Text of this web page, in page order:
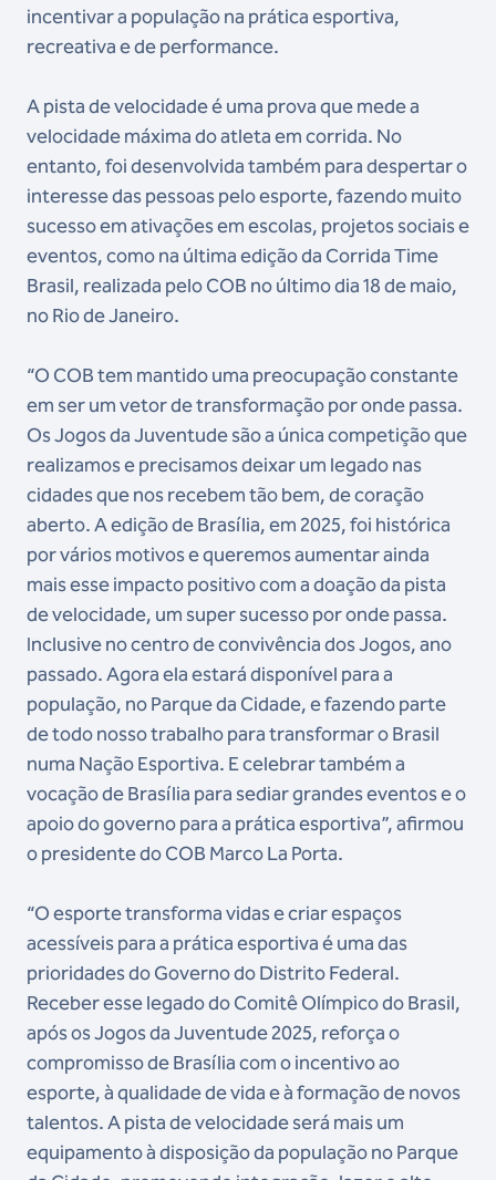
incentivar a população na prática esportiva,
recreativa e de performance.
A pista de velocidade é uma prova que mede a
velocidade máxima do atleta em corrida. No
entanto, foi desenvolvida também para despertar o
interesse das pessoas pelo esporte, fazendo muito
sucesso em ativações em escolas, projetos sociais e
eventos, como na última edição da Corrida Time
Brasil, realizada pelo COB no último dia 18 de maio,
no Rio de Janeiro.
“O COB tem mantido uma preocupação constante
em ser um vetor de transformação por onde passa.
Os Jogos da Juventude são a única competição que
realizamos e precisamos deixar um legado nas
cidades que nos recebem tão bem, de coração
aberto. A edição de Brasília, em 2025, foi histórica
por vários motivos e queremos aumentar ainda
mais esse impacto positivo com a doação da pista
de velocidade, um super sucesso por onde passa.
Inclusive no centro de convivência dos Jogos, ano
passado. Agora ela estará disponível para a
população, no Parque da Cidade, e fazendo parte
de todo nosso trabalho para transformar o Brasil
numa Nação Esportiva. E celebrar também a
vocação de Brasília para sediar grandes eventos e o
apoio do governo para a prática esportiva”, afirmou
o presidente do COB Marco La Porta.
“O esporte transforma vidas e criar espaços
acessíveis para a prática esportiva é uma das
prioridades do Governo do Distrito Federal.
Receber esse legado do Comitê Olímpico do Brasil,
após os Jogos da Juventude 2025, reforça o
compromisso de Brasília com o incentivo ao
esporte, à qualidade de vida e à formação de novos
talentos. A pista de velocidade será mais um
equipamento à disposição da população no Parque